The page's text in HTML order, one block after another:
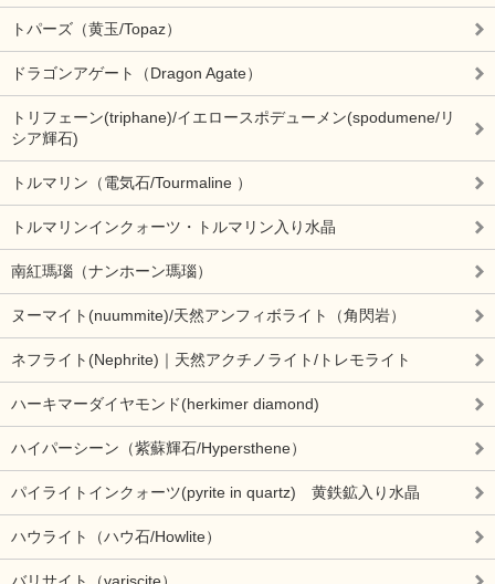
トパーズ（黄玉/Topaz）
ドラゴンアゲート（Dragon Agate）
トリフェーン(triphane)/イエロースポデューメン(spodumene/リ
シア輝石)
トルマリン（電気石/Tourmaline ）
トルマリンインクォーツ・トルマリン入り水晶
南紅瑪瑙（ナンホーン瑪瑙）
ヌーマイト(nuummite)/天然アンフィボライト（角閃岩）
ネフライト(Nephrite)｜天然アクチノライト/トレモライト
ハーキマーダイヤモンド(herkimer diamond)
ハイパーシーン（紫蘇輝石/Hypersthene）
パイライトインクォーツ(pyrite in quartz) 黄鉄鉱入り水晶
ハウライト（ハウ石/Howlite）
バリサイト（variscite）